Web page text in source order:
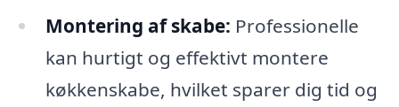
Montering af skabe: Professionelle
kan hurtigt og effektivt montere
køkkenskabe, hvilket sparer dig tid og